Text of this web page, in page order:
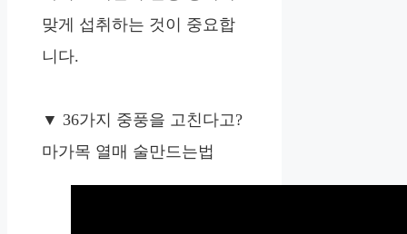
맞게 섭취하는 것이 중요합
니다.
▼ 36가지 중풍을 고친다고?
마가목 열매 술만드는법